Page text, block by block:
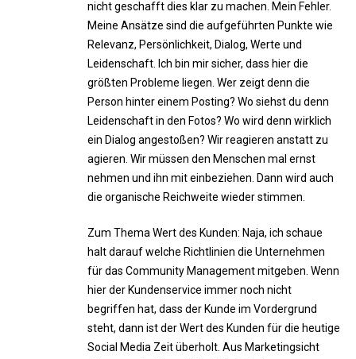
nicht geschafft dies klar zu machen. Mein Fehler.
Meine Ansätze sind die aufgeführten Punkte wie
Relevanz, Persönlichkeit, Dialog, Werte und
Leidenschaft. Ich bin mir sicher, dass hier die
größten Probleme liegen. Wer zeigt denn die
Person hinter einem Posting? Wo siehst du denn
Leidenschaft in den Fotos? Wo wird denn wirklich
ein Dialog angestoßen? Wir reagieren anstatt zu
agieren. Wir müssen den Menschen mal ernst
nehmen und ihn mit einbeziehen. Dann wird auch
die organische Reichweite wieder stimmen.
Zum Thema Wert des Kunden: Naja, ich schaue
halt darauf welche Richtlinien die Unternehmen
für das Community Management mitgeben. Wenn
hier der Kundenservice immer noch nicht
begriffen hat, dass der Kunde im Vordergrund
steht, dann ist der Wert des Kunden für die heutige
Social Media Zeit überholt. Aus Marketingsicht